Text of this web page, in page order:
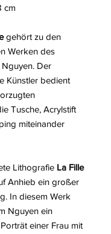
cm
gehört zu den
Werken des
Der
Künstler bedient
Tusche, Acrylstift
miteinander
Lithografie La Fille
Anhieb ein großer
In diesem Werk
Nguyen ein
einer Frau mit